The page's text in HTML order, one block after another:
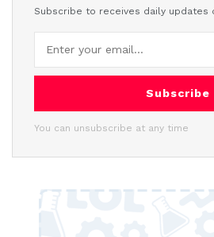
Subscribe to receives daily updates
Subscribe
You can unsubscribe at any time